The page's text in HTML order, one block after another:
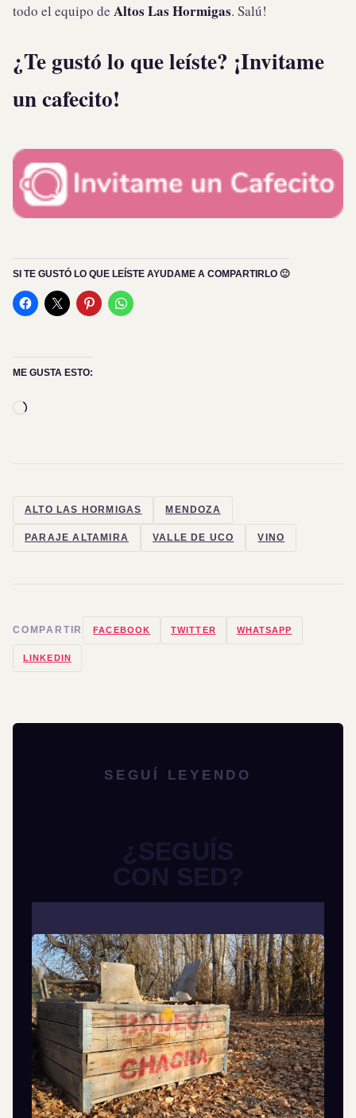
todo el equipo de Altos Las Hormigas. Salú!
¿Te gustó lo que leíste? ¡Invitame
un cafecito!
SI TE GUSTÓ LO QUE LEÍSTE AYUDAME A COMPARTIRLO 🙂
ME GUSTA ESTO:
Cargando...
ALTO LAS HORMIGAS MENDOZA
PARAJE ALTAMIRA VALLE DE UCO VINO
COMPARTIR FACEBOOK TWITTER WHATSAPP
LINKEDIN
SEGUÍ LEYENDO
¿SEGUÍS
CON SED?